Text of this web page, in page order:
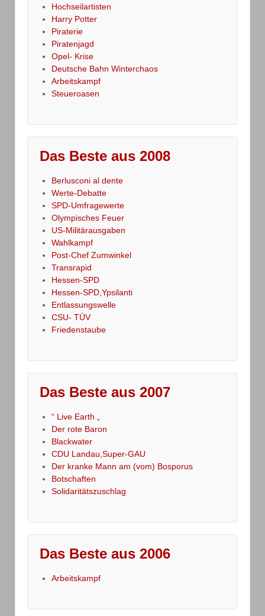
Hochseilartisten
Harry Potter
Piraterie
Piratenjagd
Opel- Krise
Deutsche Bahn Winterchaos
Arbeitskampf
Steueroasen
Das Beste aus 2008
Berlusconi al dente
Werte-Debatte
SPD-Umfragewerte
Olympisches Feuer
US-Militärausgaben
Wahlkampf
Post-Chef Zumwinkel
Transrapid
Hessen-SPD
Hessen-SPD,Ypsilanti
Entlassungswelle
CSU- TÜV
Friedenstaube
Das Beste aus 2007
“ Live Earth „
Der rote Baron
Blackwater
CDU Landau,Super-GAU
Der kranke Mann am (vom) Bosporus
Botschaften
Solidaritätszuschlag
Das Beste aus 2006
Arbeitskampf